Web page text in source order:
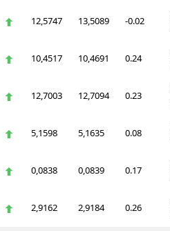
12,5747 13,5089 -0.02
10,4517 10,4691 0.24
12,7003 12,7094 0.23
5,1598 5,1635 0.08
0,0838 0,0839 0.17
2,9162 2,9184 0.26